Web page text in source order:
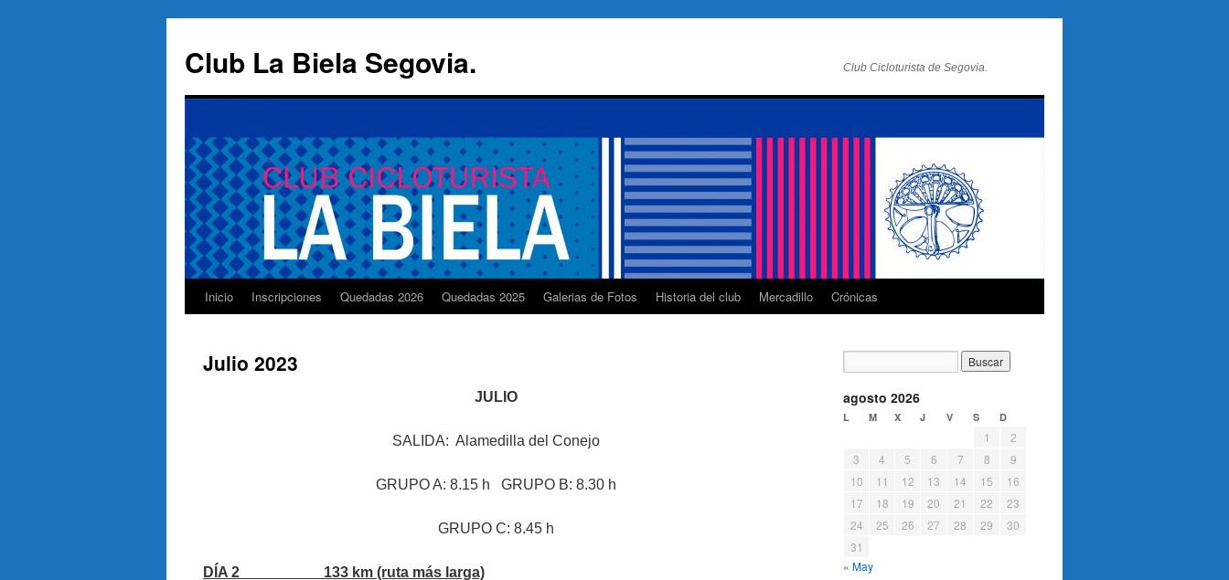
contenido
Club La Biela Segovia. Club Cicloturista de Segovia.
Inicio Inscripciones Quedadas 2026 Quedadas 2025 Galerias de Fotos Historia del club Mercadillo Crónicas
Julio 2023
JULIO
SALIDA: Alamedilla del Conejo
GRUPO A: 8.15 h GRUPO B: 8.30 h
GRUPO C: 8.45 h
DÍA 2 133 km (ruta más larga)
agosto 2026
L M X J V S D
1
2
3
4 5 6 7 8
9
10
11 12 13 14 15
16
17
18 19 20 21 22
23
24
25 26 27 28 29
30
31
« May